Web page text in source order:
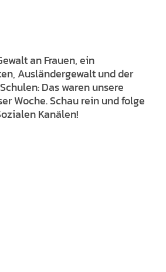
an Frauen, ein
Ausländergewalt und der
Das waren unsere
Woche. Schau rein und folge
Kanälen!